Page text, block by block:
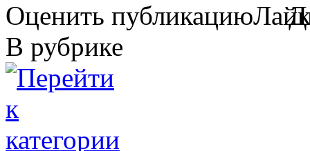
Оценить публикацию
В рубрике